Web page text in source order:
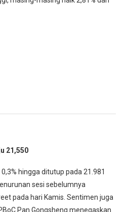
21,550
hingga ditutup pada 21.981
sesi sebelumnya
pada hari Kamis. Sentimen juga
Pan Gongsheng menegaskan